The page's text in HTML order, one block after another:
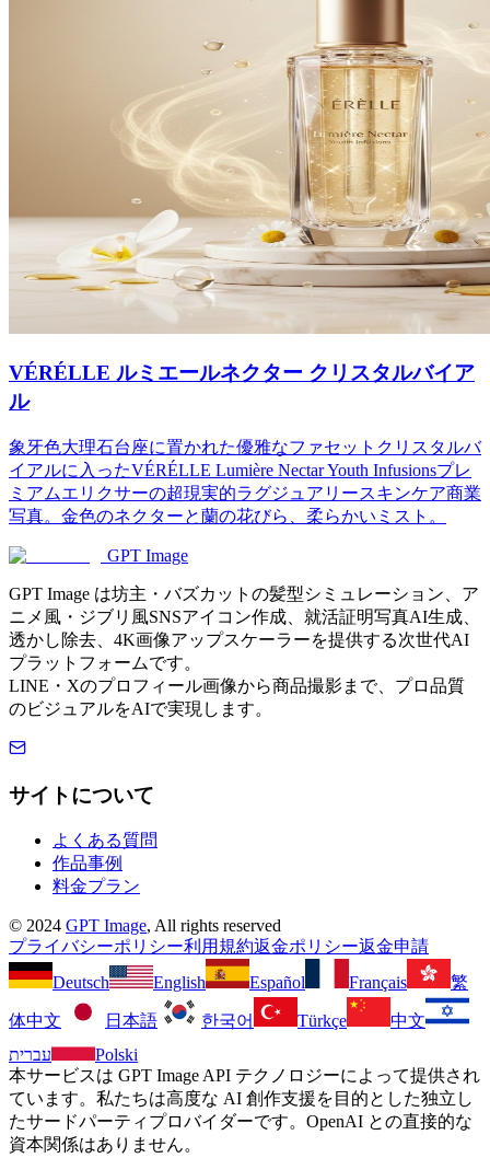
VÉRÉLLE ルミエールネクター クリスタルバイア
ル
象牙色大理石台座に置かれた優雅なファセットクリスタルバ
イアルに入ったVÉRÉLLE Lumière Nectar Youth Infusionsプレ
ミアムエリクサーの超現実的ラグジュアリースキンケア商業
写真。金色のネクターと蘭の花びら、柔らかいミスト。
GPT Image
GPT Image は坊主・バズカットの髪型シミュレーション、ア
ニメ風・ジブリ風SNSアイコン作成、就活証明写真AI生成、
透かし除去、4K画像アップスケーラーを提供する次世代AI
プラットフォームです。
LINE・Xのプロフィール画像から商品撮影まで、プロ品質
のビジュアルをAIで実現します。
サイトについて
よくある質問
作品事例
料金プラン
© 2024 GPT Image, All rights reserved
プライバシーポリシー利用規約返金ポリシー返金申請
Deutsch
English Español Français 繁
体中文 日本語 한국어 Türkçe
中文
עברית
Polski
本サービスは GPT Image API テクノロジーによって提供され
ています。私たちは高度な AI 創作支援を目的とした独立し
たサードパーティプロバイダーです。OpenAI との直接的な
資本関係はありません。